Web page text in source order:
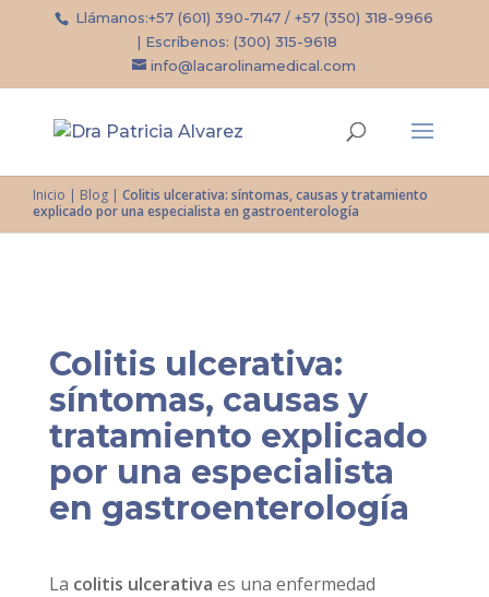
Llámanos:+57 (601) 390-7147 /+57 (350) 318-9966
| Escríbenos:(300) 315-9618
info@lacarolinamedical.com
Inicio | Blog | Colitis ulcerativa: síntomas, causas y tratamiento
explicado por una especialista en gastroenterología
Colitis ulcerativa:
síntomas, causas y
tratamiento explicado
por una especialista
en gastroenterología
La colitis ulcerativa es una enfermedad